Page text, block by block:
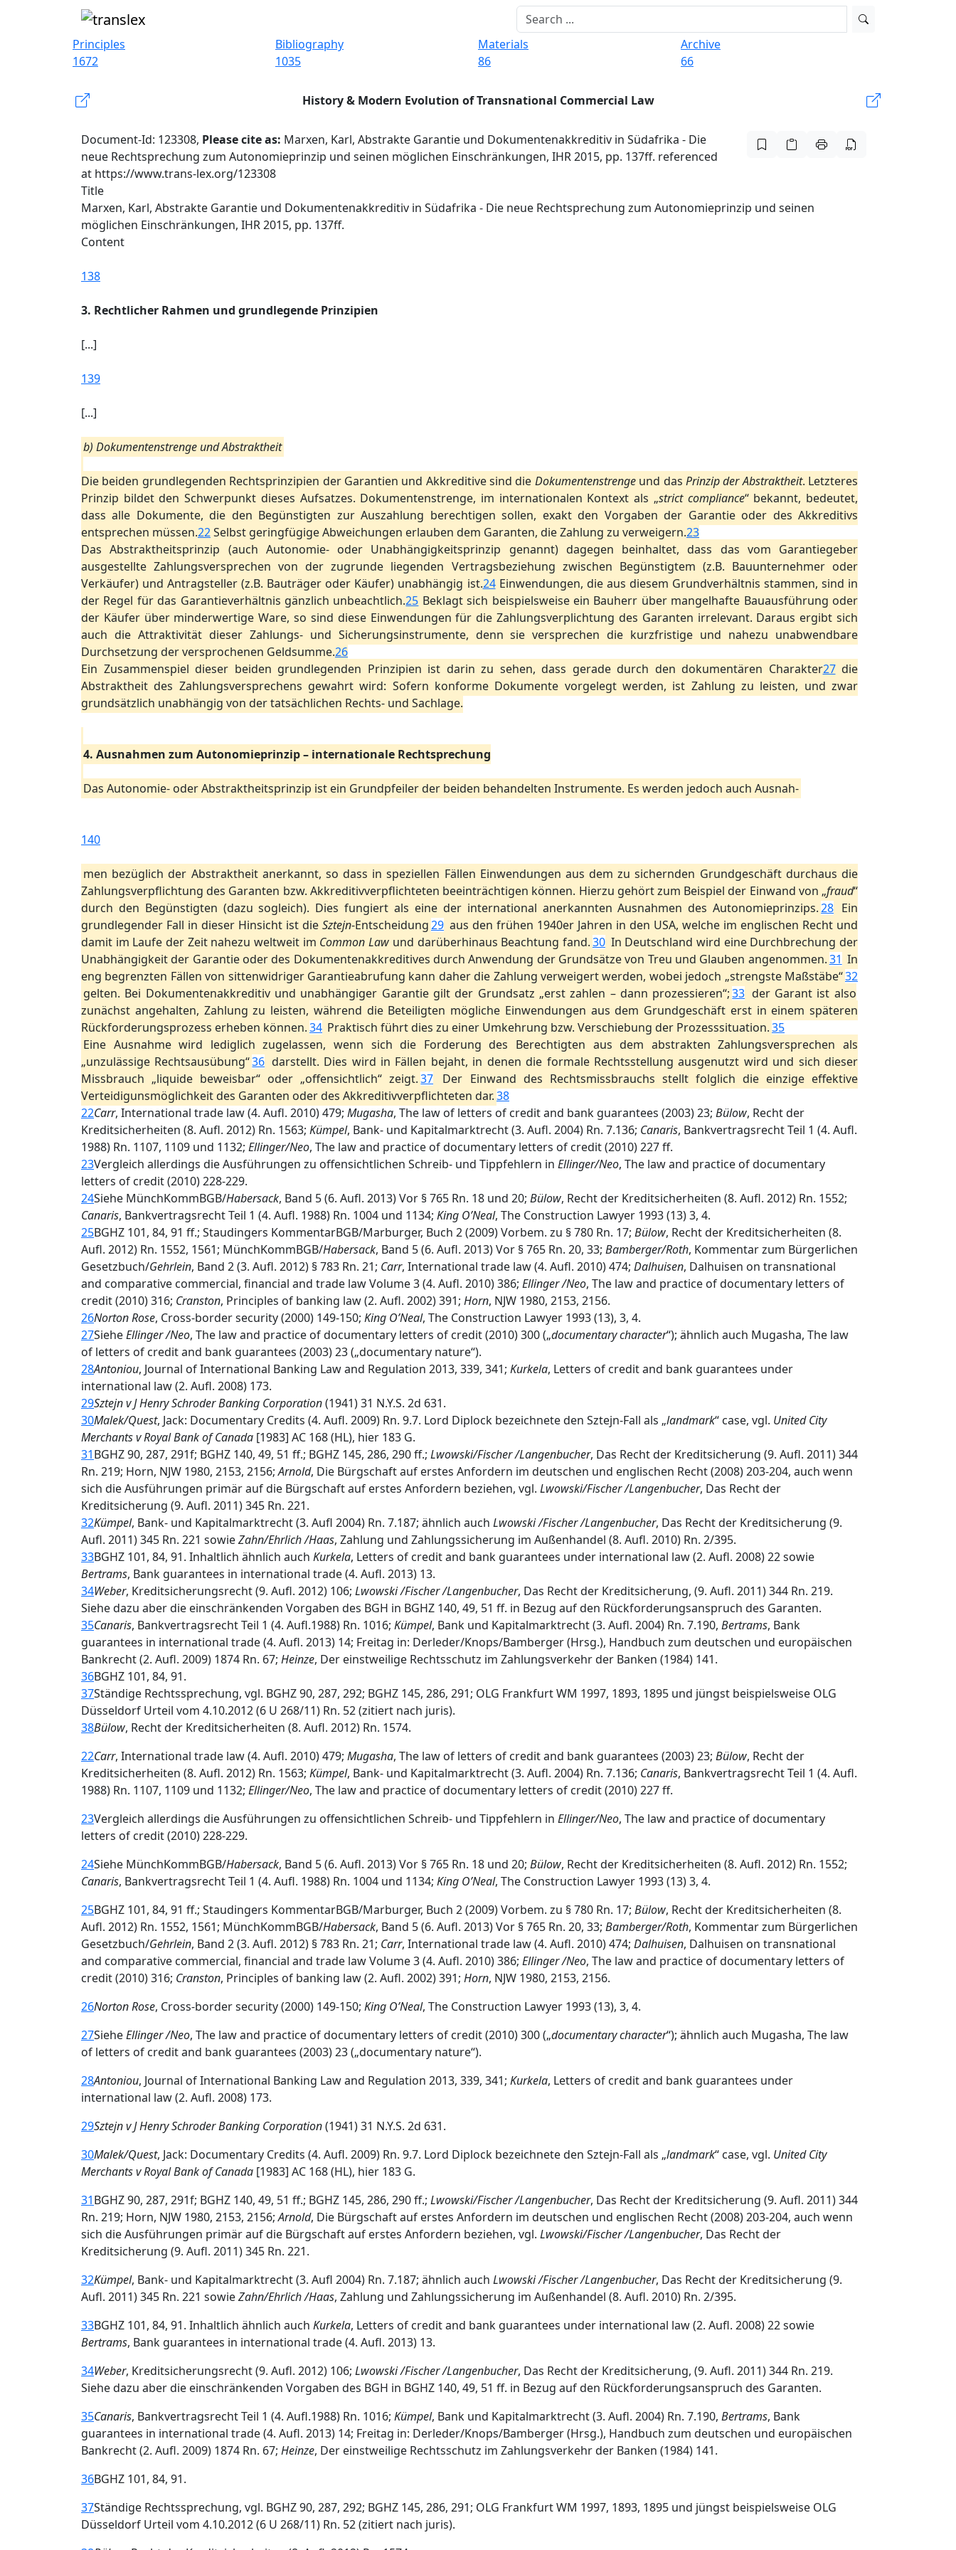
Principles
1672
Bibliography
1035
Materials
86
Archive
66
History & Modern Evolution of Transnational Commercial Law
Document-Id: 123308, Please cite as: Marxen, Karl, Abstrakte Garantie und Dokumentenakkreditiv in Südafrika - Die
neue Rechtsprechung zum Autonomieprinzip und seinen möglichen Einschränkungen, IHR 2015, pp. 137ff. referenced
at https://www.trans-lex.org/123308
Title
Marxen, Karl, Abstrakte Garantie und Dokumentenakkreditiv in Südafrika - Die neue Rechtsprechung zum Autonomieprinzip und seinen
möglichen Einschränkungen, IHR 2015, pp. 137ff.
Content
138
3. Rechtlicher Rahmen und grundlegende Prinzipien
[...]
139
[...]
b) Dokumentenstrenge und Abstraktheit
Die beiden grundlegenden Rechtsprinzipien der Garantien und Akkreditive sind die Dokumentenstrengeund das Prinzip der Abstraktheit. Letzteres
Prinzip bildet den Schwerpunkt dieses Aufsatzes. Dokumentenstrenge, im internationalen Kontext als „strict compliance“ bekannt, bedeutet,
dass alle Dokumente, die den Begünstigten zur Auszahlung berechtigen sollen, exakt den Vorgaben der Garantie oder des Akkreditivs
entsprechen müssen.22Selbst geringfügige Abweichungen erlauben dem Garanten, die Zahlung zu verweigern.23
Das Abstraktheitsprinzip (auch Autonomie- oder Unabhängigkeitsprinzip genannt) dagegen beinhaltet, dass das vom Garantiegeber
ausgestellte Zahlungsversprechen von der zugrunde liegenden Vertragsbeziehung zwischen Begünstigtem (z.B. Bauunternehmer oder
Verkäufer) und Antragsteller (z.B. Bauträger oder Käufer) unabhängig ist.24Einwendungen, die aus diesem Grundverhältnis stammen, sind in
der Regel für das Garantieverhältnis gänzlich unbeachtlich.25 Beklagt sich beispielsweise ein Bauherr über mangelhafte Bauausführung oder
der Käufer über minderwertige Ware, so sind diese Einwendungen für die Zahlungsverplichtung des Garanten irrelevant. Daraus ergibt sich
auch die Attraktivität dieser Zahlungs- und Sicherungsinstrumente, denn sie versprechen die kurzfristige und nahezu unabwendbare
Durchsetzung der versprochenen Geldsumme.26
Ein Zusammenspiel dieser beiden grundlegenden Prinzipien ist darin zu sehen, dass gerade durch den dokumentären Charakter27die
Abstraktheit des Zahlungsversprechens gewahrt wird: Sofern konforme Dokumente vorgelegt werden, ist Zahlung zu leisten, und zwar
grundsätzlich unabhängig von der tatsächlichen Rechts- und Sachlage.
4. Ausnahmen zum Autonomieprinzip – internationale Rechtsprechung
Das Autonomie- oder Abstraktheitsprinzip ist ein Grundpfeiler der beiden behandelten Instrumente. Es werden jedoch auch Ausnah-
140
men bezüglich der Abstraktheit anerkannt, so dass in speziellen Fällen Einwendungen aus dem zu sichernden Grundgeschäft durchaus die
Zahlungsverpflichtung des Garanten bzw. Akkreditivverpflichteten beeinträchtigen können. Hierzu gehört zum Beispiel der Einwand von „fraud“
durch den Begünstigten (dazu sogleich). Dies fungiert als eine der international anerkannten Ausnahmen des Autonomieprinzips.28 Ein
grundlegender Fall in dieser Hinsicht ist die Sztejn-Entscheidung29 aus den frühen 1940er Jahren in den USA, welche im englischen Recht und
damit im Laufe der Zeit nahezu weltweit im Common Law und darüberhinaus Beachtung fand.30 In Deutschland wird eine Durchbrechung der
Unabhängigkeit der Garantie oder des Dokumentenakkreditives durch Anwendung der Grundsätze von Treu und Glauben angenommen.31 In
eng begrenzten Fällen von sittenwidriger Garantieabrufung kann daher die Zahlung verweigert werden, wobei jedoch „strengste Maßstäbe“32
gelten. Bei Dokumentenakkreditiv und unabhängiger Garantie gilt der Grundsatz „erst zahlen – dann prozessieren“;33 der Garant ist also
zunächst angehalten, Zahlung zu leisten, während die Beteiligten mögliche Einwendungen aus dem Grundgeschäft erst in einem späteren
Rückforderungsprozess erheben können.34 Praktisch führt dies zu einer Umkehrung bzw. Verschiebung der Prozesssituation.35
Eine Ausnahme wird lediglich zugelassen, wenn sich die Forderung des Berechtigten aus dem abstrakten Zahlungsversprechen als
„unzulässige Rechtsausübung“36 darstellt. Dies wird in Fällen bejaht, in denen die formale Rechtsstellung ausgenutzt wird und sich dieser
Missbrauch „liquide beweisbar“ oder „offensichtlich“ zeigt.37
Der Einwand des Rechtsmissbrauchs stellt folglich die einzige effektive
Verteidigunsmöglichkeit des Garanten oder des Akkreditivverpflichteten dar.38
22Carr, International trade law (4. Aufl. 2010) 479; Mugasha, The law of letters of credit and bank guarantees (2003) 23; Bülow, Recht der
Kreditsicherheiten (8. Aufl. 2012) Rn. 1563; Kümpel, Bank- und Kapitalmarktrecht (3. Aufl. 2004) Rn. 7.136; Canaris, Bankvertragsrecht Teil 1 (4. Aufl.
1988) Rn. 1107, 1109 und 1132; Ellinger/Neo, The law and practice of documentary letters of credit (2010) 227 ff.
23Vergleich allerdings die Ausführungen zu offensichtlichen Schreib- und Tippfehlern in Ellinger/Neo, The law and practice of documentary
letters of credit (2010) 228‐229.
24Siehe MünchKommBGB/Habersack, Band 5 (6. Aufl. 2013) Vor § 765 Rn. 18 und 20; Bülow, Recht der Kreditsicherheiten (8. Aufl. 2012) Rn. 1552;
Canaris, Bankvertragsrecht Teil 1 (4. Aufl. 1988) Rn. 1004 und 1134; King O’Neal, The Construction Lawyer 1993 (13) 3, 4.
25BGHZ 101, 84, 91 ff.; Staudingers KommentarBGB/Marburger, Buch 2 (2009) Vorbem. zu § 780 Rn. 17; Bülow, Recht der Kreditsicherheiten (8.
Aufl. 2012) Rn. 1552, 1561; MünchKommBGB/Habersack, Band 5 (6. Aufl. 2013) Vor § 765 Rn. 20, 33; Bamberger/Roth, Kommentar zum Bürgerlichen
Gesetzbuch/Gehrlein, Band 2 (3. Aufl. 2012) § 783 Rn. 21; Carr, International trade law (4. Aufl. 2010) 474; Dalhuisen, Dalhuisen on transnational
and comparative commercial, financial and trade law Volume 3 (4. Aufl. 2010) 386; Ellinger /Neo, The law and practice of documentary letters of
credit (2010) 316; Cranston, Principles of banking law (2. Aufl. 2002) 391; Horn, NJW 1980, 2153, 2156.
26Norton Rose, Cross-border security (2000) 149‐150; King O’Neal, The Construction Lawyer 1993 (13), 3, 4.
27SieheEllinger /Neo, The law and practice of documentary letters of credit (2010) 300 („documentary character“); ähnlich auch Mugasha, The law
of letters of credit and bank guarantees (2003) 23 („documentary nature“).
28Antoniou, Journal of International Banking Law and Regulation 2013, 339, 341; Kurkela, Letters of credit and bank guarantees under
international law (2. Aufl. 2008) 173.
29Sztejn v J Henry Schroder Banking Corporation(1941) 31 N.Y.S. 2d 631.
30Malek/Quest, Jack: Documentary Credits (4. Aufl. 2009) Rn. 9.7. Lord Diplock bezeichnete den Sztejn-Fall als „landmark“ case, vgl. United City
Merchants v Royal Bank of Canada [1983] AC 168 (HL), hier 183 G.
31BGHZ 90, 287, 291f; BGHZ 140, 49, 51 ff.; BGHZ 145, 286, 290 ff.; Lwowski/Fischer /Langenbucher, Das Recht der Kreditsicherung (9. Aufl. 2011) 344
Rn. 219; Horn, NJW 1980, 2153, 2156;Arnold, Die Bürgschaft auf erstes Anfordern im deutschen und englischen Recht (2008) 203‐204, auch wenn
sich die Ausführungen primär auf die Bürgschaft auf erstes Anfordern beziehen, vgl. Lwowski/Fischer /Langenbucher, Das Recht der
Kreditsicherung (9. Aufl. 2011) 345 Rn. 221.
32Kümpel, Bank- und Kapitalmarktrecht (3. Aufl 2004) Rn. 7.187; ähnlich auch Lwowski /Fischer /Langenbucher, Das Recht der Kreditsicherung (9.
Aufl. 2011) 345 Rn. 221 sowieZahn/Ehrlich /Haas, Zahlung und Zahlungssicherung im Außenhandel (8. Aufl. 2010) Rn. 2/395.
33BGHZ 101, 84, 91. Inhaltlich ähnlich auch Kurkela, Letters of credit and bank guarantees under international law (2. Aufl. 2008) 22 sowie
Bertrams, Bank guarantees in international trade (4. Aufl. 2013) 13.
34Weber, Kreditsicherungsrecht (9. Aufl. 2012) 106; Lwowski /Fischer /Langenbucher, Das Recht der Kreditsicherung, (9. Aufl. 2011) 344 Rn. 219.
Siehe dazu aber die einschränkenden Vorgaben des BGH in BGHZ 140, 49, 51 ff. in Bezug auf den Rückforderungsanspruch des Garanten.
35Canaris, Bankvertragsrecht Teil 1 (4. Aufl.1988) Rn. 1016; Kümpel, Bank und Kapitalmarktrecht (3. Aufl. 2004) Rn. 7.190, Bertrams, Bank
guarantees in international trade (4. Aufl. 2013) 14; Freitag in: Derleder/Knops/Bamberger (Hrsg.), Handbuch zum deutschen und europäischen
Bankrecht (2. Aufl. 2009) 1874 Rn. 67; Heinze, Der einstweilige Rechtsschutz im Zahlungsverkehr der Banken (1984) 141.
36BGHZ 101, 84, 91.
37Ständige Rechtssprechung, vgl. BGHZ 90, 287, 292; BGHZ 145, 286, 291; OLG Frankfurt WM 1997, 1893, 1895 und jüngst beispielsweise OLG
Düsseldorf Urteil vom 4.10.2012 (6 U 268/11) Rn. 52 (zitiert nach juris).
38Bülow, Recht der Kreditsicherheiten (8. Aufl. 2012) Rn. 1574.
22Carr, International trade law (4. Aufl. 2010) 479; Mugasha, The law of letters of credit and bank guarantees (2003) 23; Bülow, Recht der
Kreditsicherheiten (8. Aufl. 2012) Rn. 1563; Kümpel, Bank- und Kapitalmarktrecht (3. Aufl. 2004) Rn. 7.136; Canaris, Bankvertragsrecht Teil 1 (4. Aufl.
1988) Rn. 1107, 1109 und 1132; Ellinger/Neo, The law and practice of documentary letters of credit (2010) 227 ff.
23Vergleich allerdings die Ausführungen zu offensichtlichen Schreib- und Tippfehlern in Ellinger/Neo, The law and practice of documentary
letters of credit (2010) 228‐229.
24Siehe MünchKommBGB/Habersack, Band 5 (6. Aufl. 2013) Vor § 765 Rn. 18 und 20; Bülow, Recht der Kreditsicherheiten (8. Aufl. 2012) Rn. 1552;
Canaris, Bankvertragsrecht Teil 1 (4. Aufl. 1988) Rn. 1004 und 1134; King O’Neal, The Construction Lawyer 1993 (13) 3, 4.
25BGHZ 101, 84, 91 ff.; Staudingers KommentarBGB/Marburger, Buch 2 (2009) Vorbem. zu § 780 Rn. 17; Bülow, Recht der Kreditsicherheiten (8.
Aufl. 2012) Rn. 1552, 1561; MünchKommBGB/Habersack, Band 5 (6. Aufl. 2013) Vor § 765 Rn. 20, 33; Bamberger/Roth, Kommentar zum Bürgerlichen
Gesetzbuch/Gehrlein, Band 2 (3. Aufl. 2012) § 783 Rn. 21; Carr, International trade law (4. Aufl. 2010) 474; Dalhuisen, Dalhuisen on transnational
and comparative commercial, financial and trade law Volume 3 (4. Aufl. 2010) 386; Ellinger /Neo, The law and practice of documentary letters of
credit (2010) 316; Cranston, Principles of banking law (2. Aufl. 2002) 391; Horn, NJW 1980, 2153, 2156.
26Norton Rose, Cross-border security (2000) 149‐150; King O’Neal, The Construction Lawyer 1993 (13), 3, 4.
27SieheEllinger /Neo, The law and practice of documentary letters of credit (2010) 300 („documentary character“); ähnlich auch Mugasha, The law
of letters of credit and bank guarantees (2003) 23 („documentary nature“).
28Antoniou, Journal of International Banking Law and Regulation 2013, 339, 341; Kurkela, Letters of credit and bank guarantees under
international law (2. Aufl. 2008) 173.
29Sztejn v J Henry Schroder Banking Corporation(1941) 31 N.Y.S. 2d 631.
30Malek/Quest, Jack: Documentary Credits (4. Aufl. 2009) Rn. 9.7. Lord Diplock bezeichnete den Sztejn-Fall als „landmark“ case, vgl. United City
Merchants v Royal Bank of Canada [1983] AC 168 (HL), hier 183 G.
31BGHZ 90, 287, 291f; BGHZ 140, 49, 51 ff.; BGHZ 145, 286, 290 ff.; Lwowski/Fischer /Langenbucher, Das Recht der Kreditsicherung (9. Aufl. 2011) 344
Rn. 219; Horn, NJW 1980, 2153, 2156;Arnold, Die Bürgschaft auf erstes Anfordern im deutschen und englischen Recht (2008) 203‐204, auch wenn
sich die Ausführungen primär auf die Bürgschaft auf erstes Anfordern beziehen, vgl. Lwowski/Fischer /Langenbucher, Das Recht der
Kreditsicherung (9. Aufl. 2011) 345 Rn. 221.
32Kümpel, Bank- und Kapitalmarktrecht (3. Aufl 2004) Rn. 7.187; ähnlich auch Lwowski /Fischer /Langenbucher, Das Recht der Kreditsicherung (9.
Aufl. 2011) 345 Rn. 221 sowieZahn/Ehrlich /Haas, Zahlung und Zahlungssicherung im Außenhandel (8. Aufl. 2010) Rn. 2/395.
33BGHZ 101, 84, 91. Inhaltlich ähnlich auch Kurkela, Letters of credit and bank guarantees under international law (2. Aufl. 2008) 22 sowie
Bertrams, Bank guarantees in international trade (4. Aufl. 2013) 13.
34Weber, Kreditsicherungsrecht (9. Aufl. 2012) 106; Lwowski /Fischer /Langenbucher, Das Recht der Kreditsicherung, (9. Aufl. 2011) 344 Rn. 219.
Siehe dazu aber die einschränkenden Vorgaben des BGH in BGHZ 140, 49, 51 ff. in Bezug auf den Rückforderungsanspruch des Garanten.
35Canaris, Bankvertragsrecht Teil 1 (4. Aufl.1988) Rn. 1016; Kümpel, Bank und Kapitalmarktrecht (3. Aufl. 2004) Rn. 7.190, Bertrams, Bank
guarantees in international trade (4. Aufl. 2013) 14; Freitag in: Derleder/Knops/Bamberger (Hrsg.), Handbuch zum deutschen und europäischen
Bankrecht (2. Aufl. 2009) 1874 Rn. 67; Heinze, Der einstweilige Rechtsschutz im Zahlungsverkehr der Banken (1984) 141.
36BGHZ 101, 84, 91.
37Ständige Rechtssprechung, vgl. BGHZ 90, 287, 292; BGHZ 145, 286, 291; OLG Frankfurt WM 1997, 1893, 1895 und jüngst beispielsweise OLG
Düsseldorf Urteil vom 4.10.2012 (6 U 268/11) Rn. 52 (zitiert nach juris).